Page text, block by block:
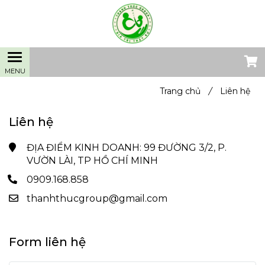
Liên hệ
ĐỊA ĐIỂM KINH DOANH: 99 ĐƯỜNG 3/2, P.
VƯỜN LÀI, TP HỒ CHÍ MINH
0909.168.858
thanhthucgroup@gmail.com
Form liên hệ
Trang chủ / Liên hệ